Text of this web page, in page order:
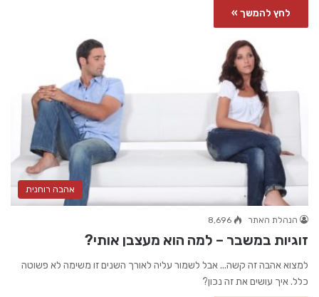
לחץ להמשך »
אהבה רוחנית
הנהלת האתר 8,696
זוגיות במשבר – למה הוא מעצבן אותי?
למצוא אהבה זה קשה... אבל לשמור עליה לאורך השנים זו משימה לא פשוטה
כלל. איך עושים את זה נכון?